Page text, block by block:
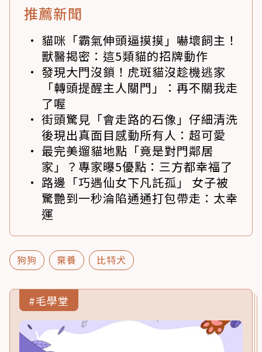
推薦新聞
貓咪「霸氣伸頭逼摸摸」嚇壞飼主！
獸醫揭密：這5類貓的招牌動作
發現大門沒鎖！虎斑貓沒趁機逃家
「轉頭提醒主人關門」：再不關我走
了喔
街頭驚見「會走路的石像」仔細清洗
後現出真面目感動所有人：超可愛
最完美遛貓地點「竟是對門鄰居
家」？專家曝5優點：三方都幸福了
路邊「巧遇仙女下凡託孤」 女子被
驚艷到一秒淪陷通通打包帶走：太幸
運
狗狗 棄養 比特犬
#毛學堂